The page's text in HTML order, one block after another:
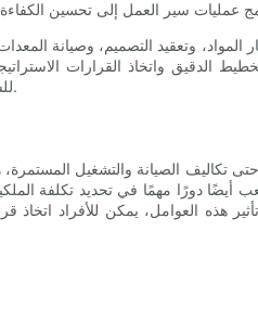
100 واط بعدد من العوامل، بما في ذلك اختيار المواد،
الدقيق واتخاذ القرارات
للشركات تقليل التكاليف وتحسين الربحية الإجمالية.
بدءًا من سعر الشراء الأولي وحتى تكاليف
دورًا مهمًا في تحديد تكلفة
هذه العوامل، يمكن للأفراد اتخاذ